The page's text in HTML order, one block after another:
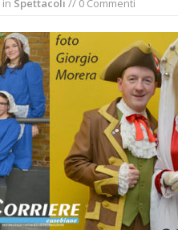
in Spettacoli // 0 Commenti